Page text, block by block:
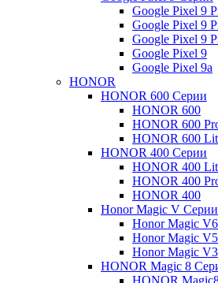
Google Pixel 9
Google Pixel 9
Google Pixel 9
Google Pixel 9
Google Pixel 9a
HONOR
HONOR 600 Серии
HONOR 600
HONOR 600
HONOR 600
HONOR 400 Серии
HONOR 400
HONOR 400
HONOR 400
Honor Magic V Серии
Honor Magic V6
Honor Magic V5
Honor Magic V3
HONOR Magic 8
HONOR